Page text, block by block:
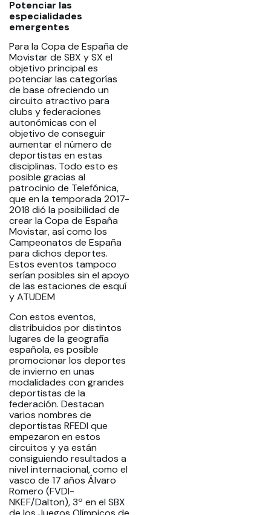
Potenciar las
especialidades
emergentes
Para la Copa de España de
Movistar de SBX y SX el
objetivo principal es
potenciar las categorías
de base ofreciendo un
circuito atractivo para
clubs y federaciones
autonómicas con el
objetivo de conseguir
aumentar el número de
deportistas en estas
disciplinas. Todo esto es
posible gracias al
patrocinio de Telefónica,
que en la temporada 2017-
2018 dió la posibilidad de
crear la Copa de España
Movistar, así como los
Campeonatos de España
para dichos deportes.
Estos eventos tampoco
serían posibles sin el apoyo
de las estaciones de esquí
y ATUDEM
Con estos eventos,
distribuidos por distintos
lugares de la geografía
española, es posible
promocionar los deportes
de invierno en unas
modalidades con grandes
deportistas de la
federación. Destacan
varios nombres de
deportistas RFEDI que
empezaron en estos
circuitos y ya están
consiguiendo resultados a
nivel internacional, como el
vasco de 17 años Álvaro
Romero (FVDI-
NKEF/Dalton), 3º en el SBX